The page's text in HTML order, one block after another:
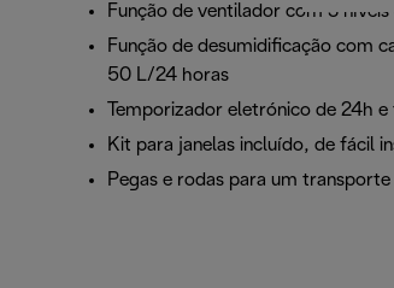
Função de ventilador com 3
Função de desumidificação com
50 L/24 horas
Temporizador eletrónico de 24h
Kit para janelas incluído, de fácil
Pegas e rodas para um